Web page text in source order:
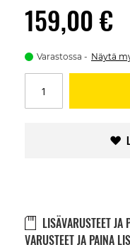
159,00 €
Varastossa Näytä
LISÄVARUSTEET JA
VARUSTEET JA PAINA